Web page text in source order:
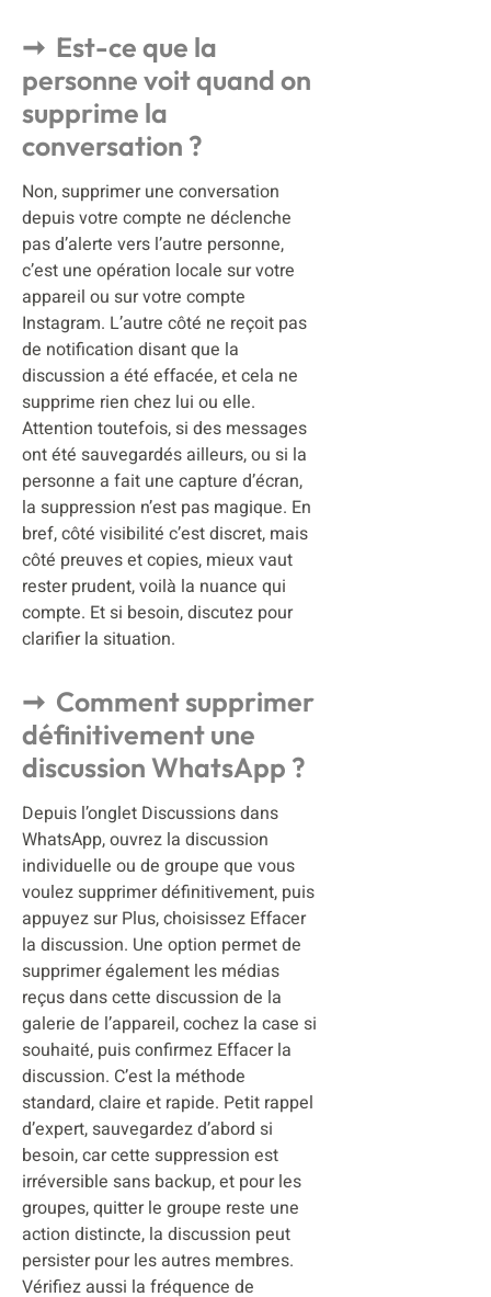
Est-ce que la
personne voit quand on
supprime la
conversation ?
Non, supprimer une conversation
depuis votre compte ne déclenche
pas d’alerte vers l’autre personne,
c’est une opération locale sur votre
appareil ou sur votre compte
Instagram. L’autre côté ne reçoit pas
de notification disant que la
discussion a été effacée, et cela ne
supprime rien chez lui ou elle.
Attention toutefois, si des messages
ont été sauvegardés ailleurs, ou si la
personne a fait une capture d’écran,
la suppression n’est pas magique. En
bref, côté visibilité c’est discret, mais
côté preuves et copies, mieux vaut
rester prudent, voilà la nuance qui
compte. Et si besoin, discutez pour
clarifier la situation.
Comment supprimer
définitivement une
discussion WhatsApp ?
Depuis l’onglet Discussions dans
WhatsApp, ouvrez la discussion
individuelle ou de groupe que vous
voulez supprimer définitivement, puis
appuyez sur Plus, choisissez Effacer
la discussion. Une option permet de
supprimer également les médias
reçus dans cette discussion de la
galerie de l’appareil, cochez la case si
souhaité, puis confirmez Effacer la
discussion. C’est la méthode
standard, claire et rapide. Petit rappel
d’expert, sauvegardez d’abord si
besoin, car cette suppression est
irréversible sans backup, et pour les
groupes, quitter le groupe reste une
action distincte, la discussion peut
persister pour les autres membres.
Vérifiez aussi la fréquence de